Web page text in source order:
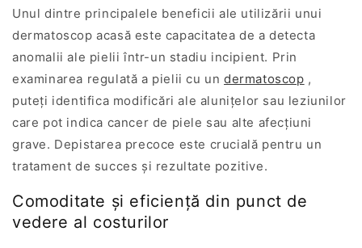
Unul dintre principalele beneficii ale utilizării unui
dermatoscop acasă este capacitatea de a detecta
anomalii ale pielii într-un stadiu incipient. Prin
examinarea regulată a pielii cu undermatoscop ,
puteți identifica modificări ale alunițelor sau leziunilor
care pot indica cancer de piele sau alte afecțiuni
grave. Depistarea precoce este crucială pentru un
tratament de succes și rezultate pozitive.
Comoditate și eficiență din punct de
vedere al costurilor